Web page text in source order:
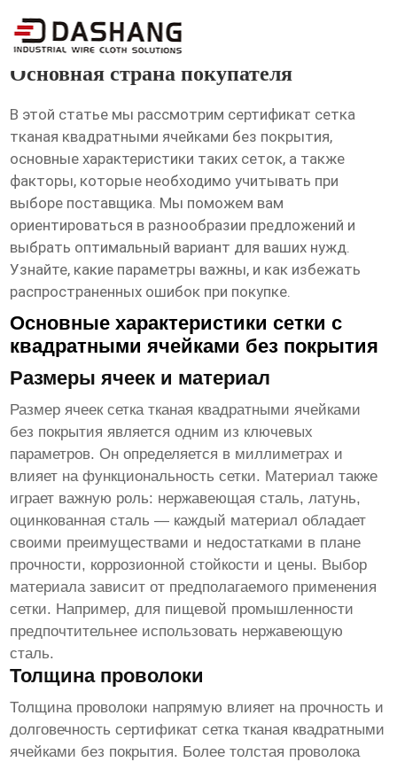
сертификат сетка тканая
квадратными ячейками без покрытия
Основная страна покупателя
В этой статье мы рассмотрим сертификат сетка
тканая квадратными ячейками без покрытия,
основные характеристики таких сеток, а также
факторы, которые необходимо учитывать при
выборе поставщика. Мы поможем вам
ориентироваться в разнообразии предложений и
выбрать оптимальный вариант для ваших нужд.
Узнайте, какие параметры важны, и как избежать
распространенных ошибок при покупке.
Основные характеристики сетки с
квадратными ячейками без покрытия
Размеры ячеек и материал
Размер ячеексетка тканая квадратными ячейками
без покрытия является одним из ключевых
параметров. Он определяется в миллиметрах и
влияет на функциональность сетки. Материал также
играет важную роль: нержавеющая сталь, латунь,
оцинкованная сталь — каждый материал обладает
своими преимуществами и недостатками в плане
прочности, коррозионной стойкости и цены. Выбор
материала зависит от предполагаемого применения
сетки. Например, для пищевой промышленности
предпочтительнее использовать нержавеющую
сталь.
Толщина проволоки
Толщина проволоки напрямую влияет на прочность и
долговечностьсертификат сетка тканая квадратными
ячейками без покрытия. Более толстая проволока